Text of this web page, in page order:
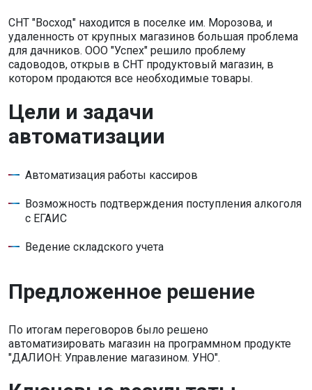
СНТ "Восход" находится в поселке им. Морозова, и
удаленность от крупных магазинов большая проблема
для дачников. ООО "Успех" решило проблему
садоводов, открыв в СНТ продуктовый магазин, в
котором продаются все необходимые товары.
Цели и задачи
автоматизации
Автоматизация работы кассиров
Возможность подтверждения поступления алкоголя
с ЕГАИС
Ведение складского учета
Предложенное решение
По итогам переговоров было решено
автоматизировать магазин на программном продукте
"ДАЛИОН: Управление магазином. УНО".